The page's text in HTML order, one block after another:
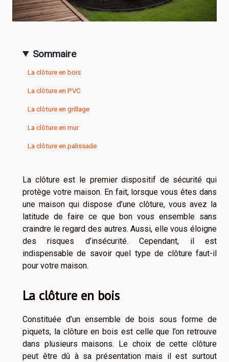
Sommaire
La clôture en bois
La clôture en PVC
La clôture en grillage
La clôture en mur
La clôture en palissade
La clôture est le premier dispositif de sécurité qui
protège votre maison. En fait, lorsque vous êtes dans
une maison qui dispose d’une clôture, vous avez la
latitude de faire ce que bon vous ensemble sans
craindre le regard des autres. Aussi, elle vous éloigne
des risques d’insécurité. Cependant, il est
indispensable de savoir quel type de clôture faut-il
pour votre maison.
La clôture en bois
Constituée d’un ensemble de bois sous forme de
piquets, la clôture en bois est celle que l’on retrouve
dans plusieurs maisons. Le choix de cette clôture
peut être dû à sa présentation mais il est surtout